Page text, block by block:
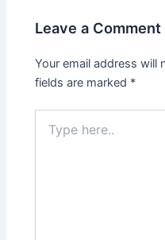
Leave a Comment
Your email address will
fields are marked *
here..